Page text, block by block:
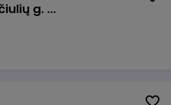
Kasininkas (-ė) - pardavėjas (-a), Bičiulių g. 36, Bukiškis, Vilnius